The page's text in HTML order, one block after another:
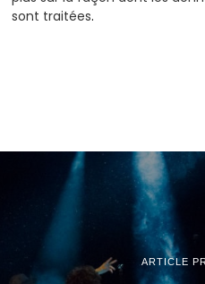
sont traitées.
ARTICLE